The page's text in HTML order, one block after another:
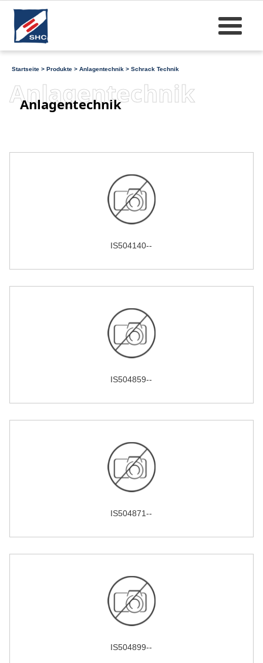
Startseite > Produkte > Anlagentechnik > Schrack Technik
Anlagentechnik
Anlagentechnik
IS504140--
IS504859--
IS504871--
IS504899--